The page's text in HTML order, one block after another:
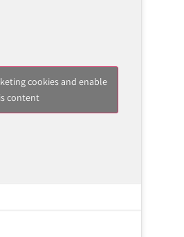
cookies and enable
content